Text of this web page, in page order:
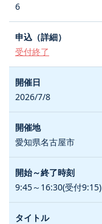
6
受付終了
2026/7/8
愛知県名古屋市
9:45～16:30(受付9:15)